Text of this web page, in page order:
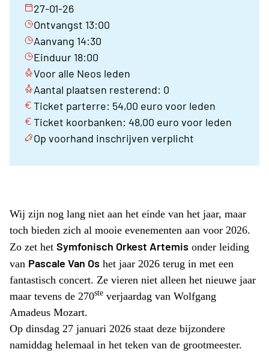
27-01-26
Ontvangst 13:00
Aanvang 14:30
Einduur 18:00
Voor alle Neos leden
Aantal plaatsen resterend: 0
Ticket parterre: 54,00 euro voor leden
Ticket koorbanken: 48,00 euro voor leden
Op voorhand inschrijven verplicht
Wij zijn nog lang niet aan het einde van het jaar, maar
toch bieden zich al mooie evenementen aan voor 2026.
Zo zet het Symfonisch Orkest Artemis onder leiding
van Pascale Van Os het jaar 2026 terug in met een
fantastisch concert. Ze vieren niet alleen het nieuwe jaar
maar tevens de 270ste verjaardag van Wolfgang
Amadeus Mozart.
Op dinsdag 27 januari 2026 staat deze bijzondere
namiddag helemaal in het teken van de grootmeester.